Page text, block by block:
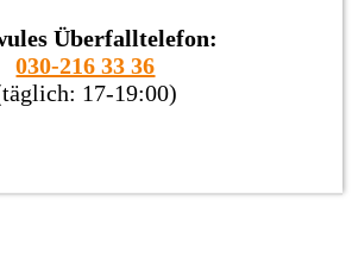
Überfalltelefon:
030-216 33 36
17-19:00)